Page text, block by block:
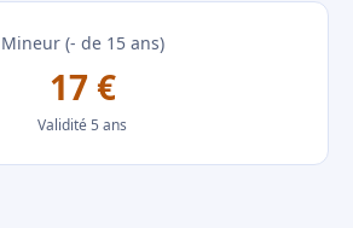
Mineur (- de 15 ans)
17 €
Validité 5 ans